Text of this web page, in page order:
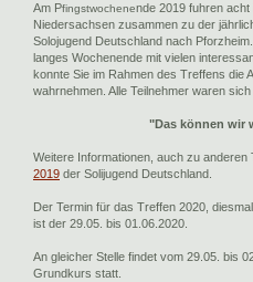
Am Pfingstwochenende 2019 fuhren
Niedersachsen zusammen zu der
Solojugend Deutschland nach
langes Wochenende mit vielen
konnte Sie im Rahmen des Treffens die
wahrnehmen. Alle Teilnehmer waren sich
"Das können wir
Weitere Informationen, auch zu anderen
2019 der Solijugend Deutschland.
Der Termin für das Treffen 2020,
ist der 29.05. bis 01.06.2020.
An gleicher Stelle findet vom 29.05. bis
Grundkurs statt.